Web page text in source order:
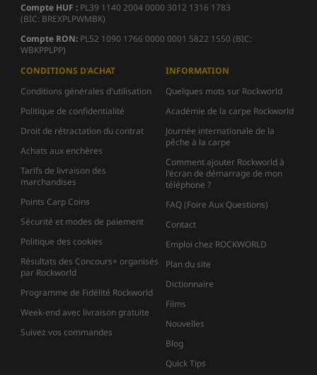
Compte HUF : PL39 1140 2004 0000 3012 1316 1783
(BIC: BREXPLPWMBK)
Compte RON: PL52 1090 1766 0000 0001 5822 1550 (BIC:
WBKPPLPP)
CONDITIONS D'ACHAT
Conditions générales d'utilisation
Politique de confidentialité
Droit de rétractation du contrat
Achats aux enchères
Tarifs de livraison des
marchandises
Points Carp Coins
Sécurité et modes de paiement
Politique des cookies
Résultats des Concours+ organisés
par Rockworld
Programme de Fidélité Rockworld
Week-end avec livraison gratuite
Suivez vos commandes
INFORMATION
Quelques mots sur Rockworld
Académie de la carpe Rockworld
Journée internationale de la
pêche à la carpe
Comment ajouter Rockworld à
l'écran de démarrage de mon
téléphone ?
FAQ (Foire Aux Questions)
Contact
Emploi chez ROCKWORLD
Plan du site
Dictionnaire
Films
Nouvelles
Blog
Quick Tips